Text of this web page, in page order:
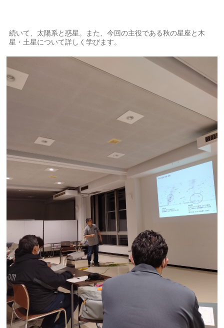
続いて、太陽系と惑星。また、今回の主役である秋の星座と木
星・土星について詳しく学びます。